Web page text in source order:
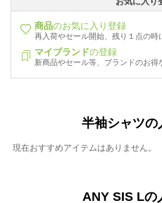
商品のお気に入り登録
再入荷やセール開始、残り１点の時
マイブランドの登録
新商品やセール等、ブランドのお得
半袖シャツの
現在おすすめアイテムはありません。
ANY SIS Lの